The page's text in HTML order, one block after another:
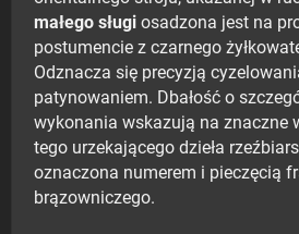
małego sługi osadzona jest na
postumencie z czarnego
Odznacza się precyzją
patynowaniem. Dbałość o
wykonania wskazują na znaczne
tego urzekającego dzieła
oznaczona numerem i pieczęcią
brązowniczego.